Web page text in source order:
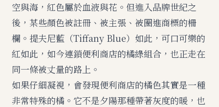
空與海，紅色屬於血液與花。但進入品牌世紀之
後，某些顏色被註冊、被主張、被圈進商標的柵
欄。提夫尼藍（Tiffany Blue）如此，可口可樂的
紅如此，如今連鎖便利商店的橘綠組合，也正走在
同一條被丈量的路上。
如果仔細凝視，會發現便利商店的橘色其實是一種
非常特殊的橘。它不是夕陽那種帶著灰度的暖，也